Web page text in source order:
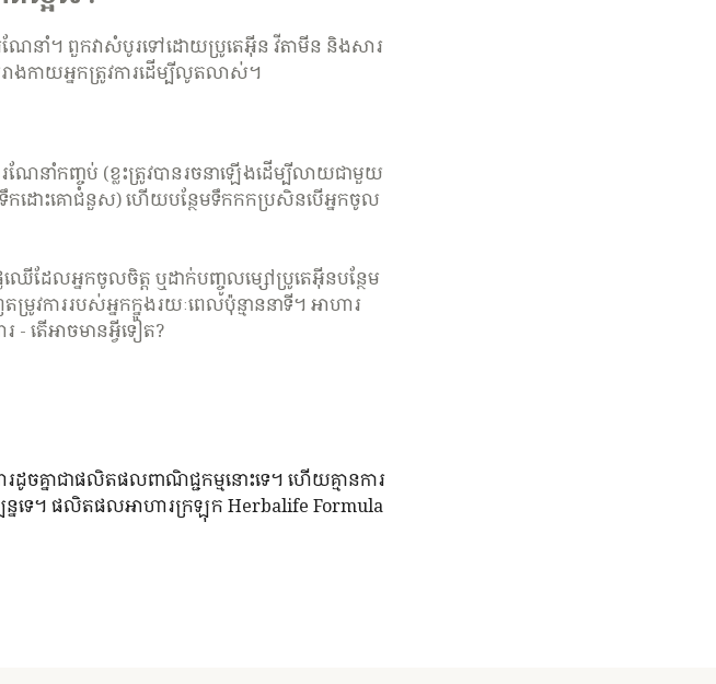
ែនាំ។ ពួកវាសំបូរទៅដោយប្រូតេអ៊ីន វីតាមីន និងសារ
ាងកាយអ្នកត្រូវការដើម្បីលូតលាស់។
ណែនាំកញ្ចប់ (ខ្លះត្រូវបានរចនាឡើងដើម្បីលាយជាមួយ
ទឹកដោះគោជំនួស) ហើយបន្ថែមទឹកកកប្រសិនបើអ្នកចូល
ដែលអ្នកចូលចិត្ត ឬដាក់បញ្ចូលម្សៅប្រូតេអ៊ីនបន្ថែម
ការរបស់អ្នកក្នុងរយៈពេលប៉ុន្មាននាទី។ អាហារ
តើអាចមានអ្វីទៀត?​
ចគ្នាជាផលិតផលពាណិជ្ជកម្មនោះទេ។ ហើយ​គ្មាន​ការ​
ន្ន​ទេ។ ផលិតផលអាហារក្រឡុក Herbalife Formula